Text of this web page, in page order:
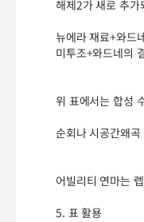
해제2가 새로 추
뉴에라 재료+와드
미투조+와드네의
위 표에서는 합성
순회나 시공간왜
어빌리티 연마는
5. 표 활용